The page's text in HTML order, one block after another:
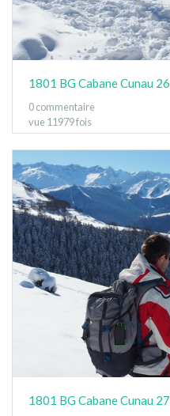
1801 BG Cabane Cunau 26
0 commentaire
vue 11979 fois
1801 BG Cabane Cunau 27